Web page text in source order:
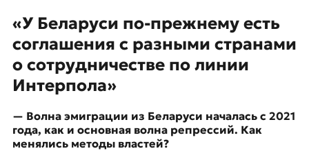
«У Беларуси по-прежнему есть
соглашения с разными странами
о сотрудничестве по линии
Интерпола»
— Волна эмиграции из Беларуси началась с 2021
года, как и основная волна репрессий. Как
менялись методы властей?